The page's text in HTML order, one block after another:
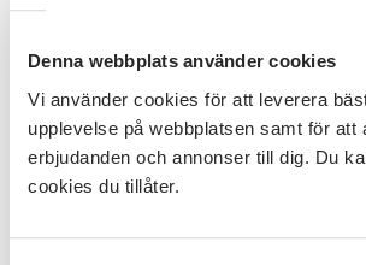
Denna webbplats använder cookies
Vi använder cookies för att leverera
upplevelse på webbplatsen samt för att
erbjudanden och annonser till dig. Du
cookies du tillåter.
Vuxenskolan är en stor bonus. Dels
lokaler som är utrustade med det
väldigt bra.
Vad är det bästa med att jobba
folkbildningen?
Folkbildning är bra, det är härligt att